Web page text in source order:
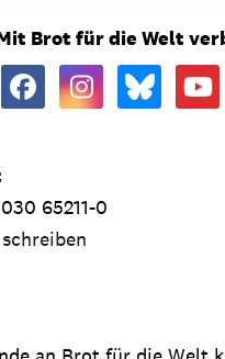
Brot für die Welt
65211-0